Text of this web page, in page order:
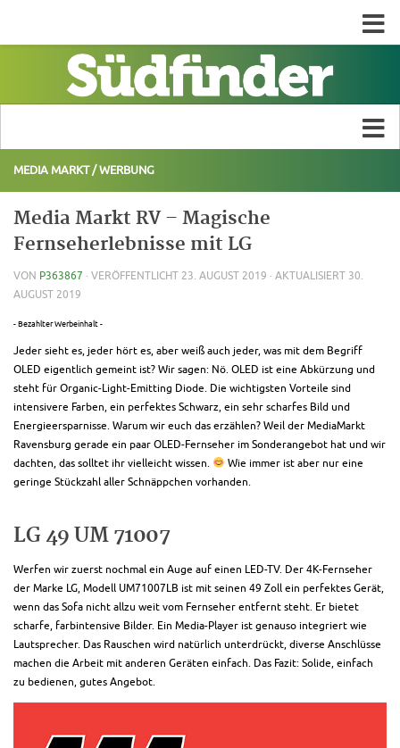
MEDIA MARKT/WERBUNG
Media Markt RV – Magische
Fernseherlebnisse mit LG
VON P363867 · VERÖFFENTLICHT 23. AUGUST 2019 · AKTUALISIERT 30.
AUGUST 2019
- Bezahlter Werbeinhalt -
Jeder sieht es, jeder hört es, aber weiß auch jeder, was mit dem Begriff
OLED eigentlich gemeint ist? Wir sagen: Nö. OLED ist eine Abkürzung und
steht für Organic-Light-Emitting Diode. Die wichtigsten Vorteile sind
intensivere Farben, ein perfektes Schwarz, ein sehr scharfes Bild und
Energieersparnisse. Warum wir euch das erzählen? Weil der MediaMarkt
Ravensburg gerade ein paar OLED-Fernseher im Sonderangebot hat und wir
dachten, das solltet ihr vielleicht wissen.
Wie immer ist aber nur eine
geringe Stückzahl aller Schnäppchen vorhanden.
LG 49 UM 71007
Werfen wir zuerst nochmal ein Auge auf einen LED-TV. Der 4K-Fernseher
der Marke LG, Modell UM71007LB ist mit seinen 49 Zoll ein perfektes Gerät,
wenn das Sofa nicht allzu weit vom Fernseher entfernt steht. Er bietet
scharfe, farbintensive Bilder. Ein Media-Player ist genauso integriert wie
Lautsprecher. Das Rauschen wird natürlich unterdrückt, diverse Anschlüsse
machen die Arbeit mit anderen Geräten einfach. Das Fazit: Solide, einfach
zu bedienen, gutes Angebot.